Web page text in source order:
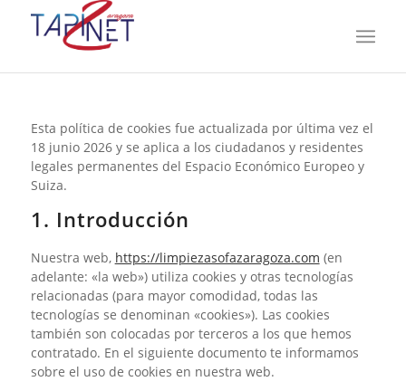
Esta política de cookies fue actualizada por última vez el
18 junio 2026 y se aplica a los ciudadanos y residentes
legales permanentes del Espacio Económico Europeo y
Suiza.
1. Introducción
Nuestra web, https://limpiezasofazaragoza.com (en
adelante: «la web») utiliza cookies y otras tecnologías
relacionadas (para mayor comodidad, todas las
tecnologías se denominan «cookies»). Las cookies
también son colocadas por terceros a los que hemos
contratado. En el siguiente documento te informamos
sobre el uso de cookies en nuestra web.